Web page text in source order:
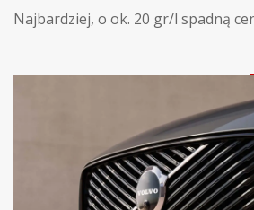
Najbardziej, o ok. 20 gr/l spadną